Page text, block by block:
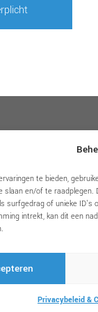
te bieden,
slaan en/of te
surfgedrag of unieke
intrekt, kan dit een
Privacybeleid &